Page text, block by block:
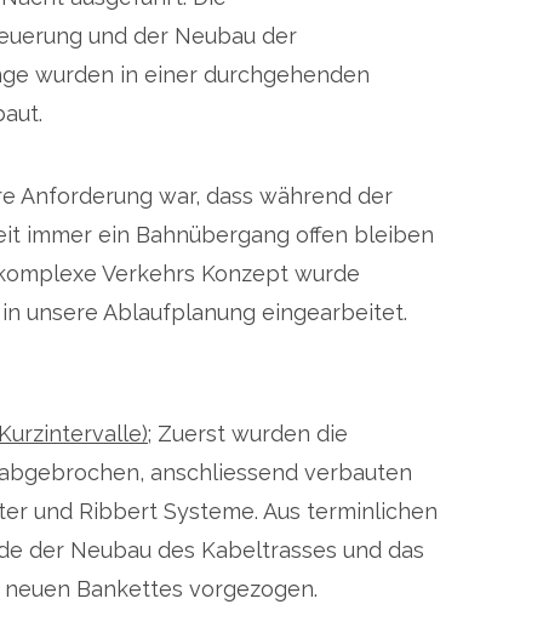
Urdorf Gl. 61, Gl. 62
und der Neubau der
wurden in einer durchgehenden
Anforderung war, dass während der
immer ein Bahnübergang offen bleiben
Verkehrs Konzept wurde
unsere Ablaufplanung eingearbeitet.
Zuerst wurden die
anschliessend verbauten
und Ribbert Systeme. Aus terminlichen
der Neubau des Kabeltrasses und das
Bankettes vorgezogen.